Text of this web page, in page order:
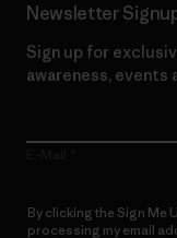
Newsletter
Sign up for
awareness, events
By clicking the Sign Me
processing my email